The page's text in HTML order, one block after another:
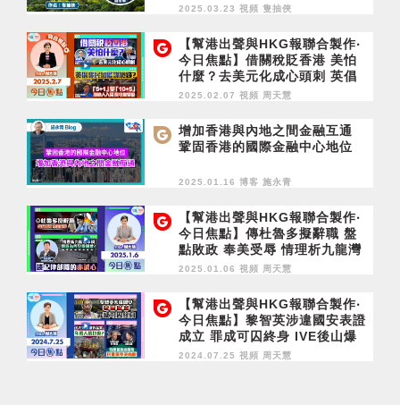
2025.03.23 視頻 隻抽俠
【幫港出聲與HKG報聯合製作‧
今日焦點】借關稅貶香港 美怕
什麼？去美元化成心頭刺 英倡
移民加監謀搶錢？「5+1」變
臉
2025.02.07 視頻 周天慧
增加香港與內地之間金融互通
鞏固香港的國際金融中心地位
2025.01.16 博客 施永青
【幫港出聲與HKG報聯合製作‧
今日焦點】傳杜魯多擬辭職 盤
點敗政 奉美受辱 情理析九龍灣
車禍 關員為何犯險攔截？談紀
2025.01.06 視頻 周天慧
【幫港出聲與HKG報聯合製作‧
今日焦點】黎智英涉違國安表證
成立 罪成可囚終身 IVE後山爆
炸品案 年輕人搞乜鬼？特朗普
2024.07.25 視頻 周天慧